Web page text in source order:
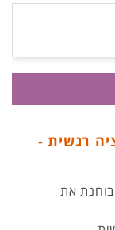
רגשית -
את